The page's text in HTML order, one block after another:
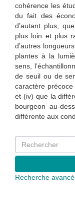
cohérence les
du fait des
d’autant plus,
plus loin et plus
d’autres
plantes à la
sens,
de seuil ou de
caractère précoce
et (iv) que la
bourgeon au-
différente aux
Recherche